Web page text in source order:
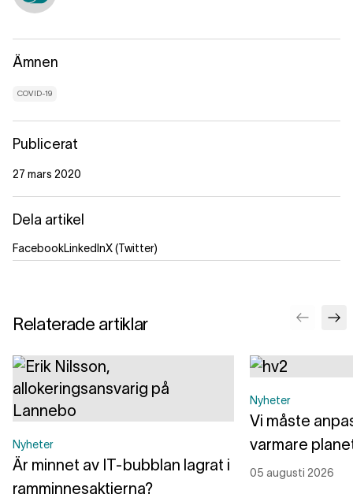
Ämnen
COVID-19
Publicerat
27 mars 2020
Dela artikel
FacebookLinkedInX (Twitter)
Relaterade artiklar
Nyheter
Är minnet av IT-bubblan lagrat i
ramminnesaktierna?
Nyheter
Vi måste
varmare
05 augusti 2026